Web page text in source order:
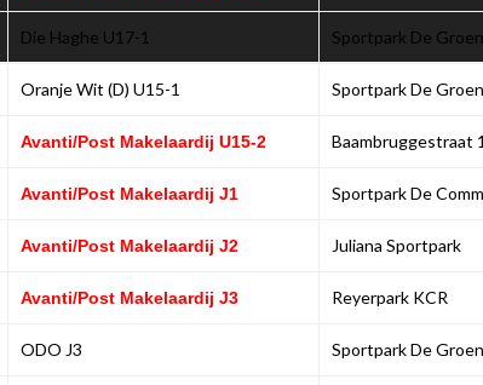
Die Haghe U17-1 Sportpark De
Oranje Wit (D) U15-1 Sportpark De
Avanti/Post Makelaardij U15-2 Baambruggestraat
Avanti/Post Makelaardij J1 Sportpark De
Avanti/Post Makelaardij J2 Juliana Sportpark
Avanti/Post Makelaardij J3 Reyerpark KCR
ODO J3 Sportpark De